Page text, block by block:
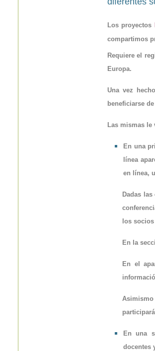
Los proyectos
compartimos
Requiere el
Europa.
Una vez
beneficiarse
Las mismas le
En una
línea
en línea,
Dadas
los socios
En la
En el
En una
docentes